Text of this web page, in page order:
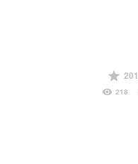
start
201
visibility 218